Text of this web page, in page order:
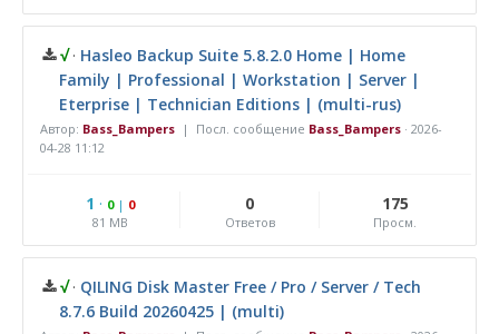
√ · Hasleo Backup Suite 5.8.2.0 Home | Home
Family | Professional | Workstation | Server |
Eterprise | Technician Editions | (multi-rus)
Автор: Bass_Bampers | Посл. сообщение Bass_Bampers · 2026-
04-28 11:12
1 · 0| 0
81 MB
0
Ответов
175
Просм.
√ · QILING Disk Master Free / Pro / Server / Tech
8.7.6 Build 20260425 | (multi)